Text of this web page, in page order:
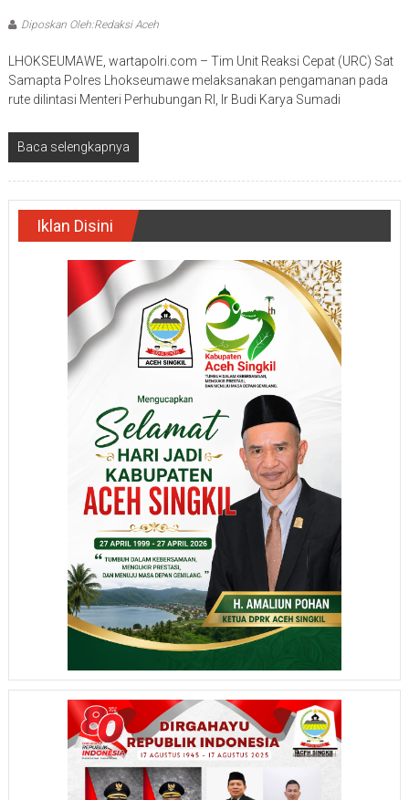
Diposkan Oleh:Redaksi Aceh
LHOKSEUMAWE, wartapolri.com – Tim Unit Reaksi Cepat (URC) Sat
Samapta Polres Lhokseumawe melaksanakan pengamanan pada
rute dilintasi Menteri Perhubungan RI, Ir Budi Karya Sumadi
Baca selengkapnya
Iklan Disini